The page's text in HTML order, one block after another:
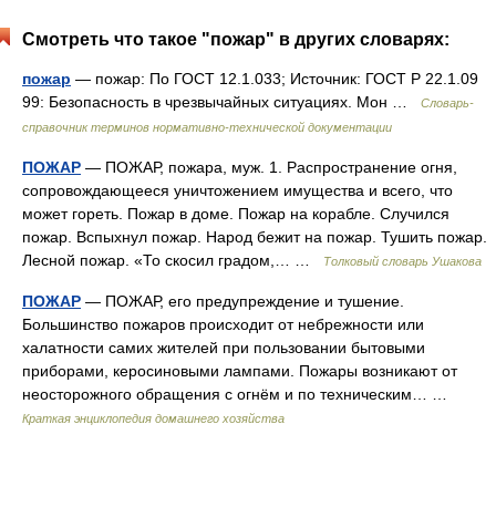
Смотреть что такое "пожар" в других словарях:
пожар — пожар: По ГОСТ 12.1.033; Источник: ГОСТ Р 22.1.09
99: Безопасность в чрезвычайных ситуациях. Мон …
Словарь-
справочник терминов нормативно-технической документации
ПОЖАР — ПОЖАР, пожара, муж. 1. Распространение огня,
сопровождающееся уничтожением имущества и всего, что
может гореть. Пожар в доме. Пожар на корабле. Случился
пожар. Вспыхнул пожар. Народ бежит на пожар. Тушить пожар.
Лесной пожар. «То скосил градом,… …
Толковый словарь Ушакова
ПОЖАР — ПОЖАР, его предупреждение и тушение.
Большинство пожаров происходит от небрежности или
халатности самих жителей при пользовании бытовыми
приборами, керосиновыми лампами. Пожары возникают от
неосторожного обращения с огнём и по техническим… …
Краткая энциклопедия домашнего хозяйства